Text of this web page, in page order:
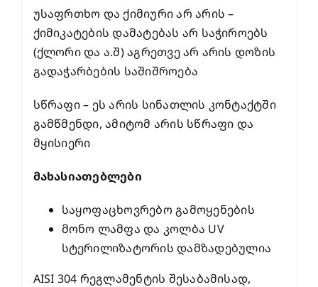
უსაფრთხო და ქიმიური არ არის –
ქიმიკატების დამატებას არ საჭიროებს
(ქლორი და ა.შ) აგრეთვე არ არის დოზის
გადაჭარბების საშიშროება
სწრაფი – ეს არის სინათლის კონტაქტში
გამწმენდი, ამიტომ არის სწრაფი და
მყისიერი
მახასიათებლები
საყოფაცხოვრებო გამოყენების
მონო ლამფა და კოლბა UV
სტერილიზატორის დამზადებულია
AISI 304 რეგლამენტის შესაბამისად,